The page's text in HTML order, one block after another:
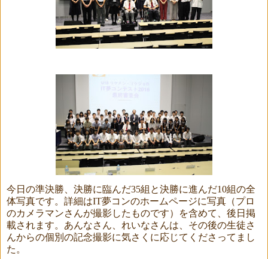
今日の準決勝、決勝に臨んだ35組と決勝に進んだ10組の全
体写真です。詳細はIT夢コンのホームページに写真（プロ
のカメラマンさんが撮影したものです）を含めて、後日掲
載されます。あんなさん、れいなさんは、その後の生徒さ
んからの個別の記念撮影に気さくに応じてくださってまし
た。